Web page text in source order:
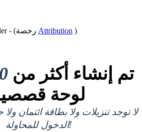
Attribution )
تم إنشاء أكثر من
لوحة
لا توجد تنزيلات ولا بطاقة ائتمان
الدخول للمحاولة!